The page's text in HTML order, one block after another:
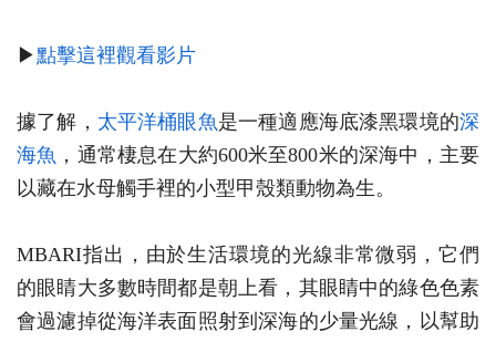
▶點擊這裡觀看影片
據了解， 太平洋桶眼魚是一種適應海底漆黑環境的深
海魚 ，通常棲息在大約600米至800米的深海中，主要
以藏在水母觸手裡的小型甲殼類動物為生。
MBARI指出，由於生活環境的光線非常微弱，它們
的眼睛大多數時間都是朝上看，其眼睛中的綠色色素
會過濾掉從海洋表面照射到深海的少量光線，以幫助